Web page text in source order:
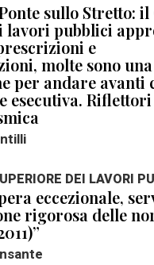
sullo Stretto:
lavori pubblici
e
molte sono una
per andare avanti
esecutiva. Riflettori
DEI LAVORI
eccezionale,
rigorosa delle